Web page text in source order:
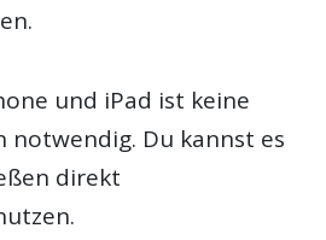
und iPad ist keine
Du kannst es
direkt